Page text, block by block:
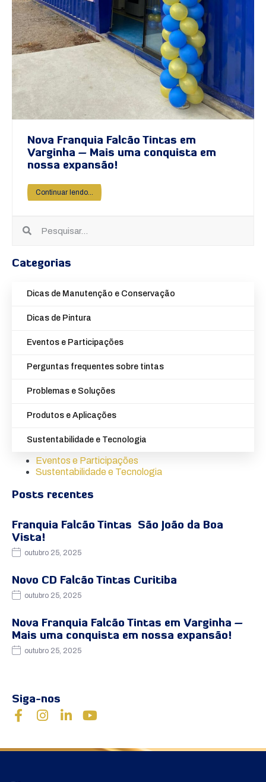
Nova Franquia Falcão Tintas em
Varginha – Mais uma conquista em
nossa expansão!
Continuar lendo...
Categorias
Dicas de Manutenção e Conservação
Dicas de Pintura
Eventos e Participações
Perguntas frequentes sobre tintas
Problemas e Soluções
Produtos e Aplicações
Sustentabilidade e Tecnologia
Eventos e Participações
Sustentabilidade e Tecnologia
Posts recentes
Franquia Falcão Tintas São João da Boa
Vista!
outubro 25, 2025
Novo CD Falcão Tintas Curitiba
outubro 25, 2025
Nova Franquia Falcão Tintas em Varginha –
Mais uma conquista em nossa expansão!
outubro 25, 2025
Siga-nos